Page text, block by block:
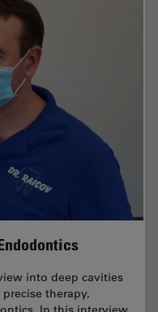
into deep cavities
therapy,